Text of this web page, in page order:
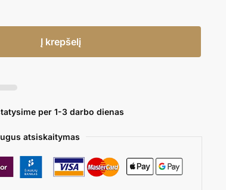
Į krepšelį
per 1-3 darbo dienas
atsiskaitymas